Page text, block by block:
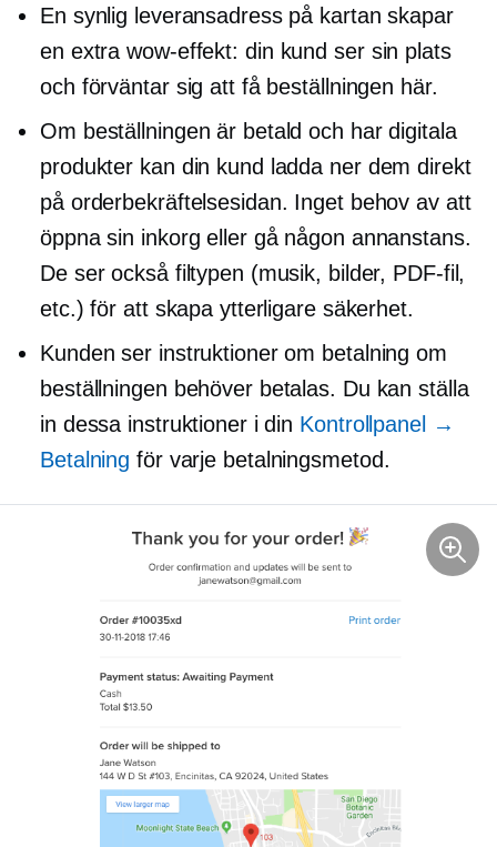
En synlig leveransadress på kartan skapar
en extrawow-effekt: din kund ser sin plats
och förväntar sig att få beställningen här.
Om beställningen är betald och har digitala
produkter kan din kund ladda ner dem direkt
på orderbekräftelsesidan. Inget behov av att
öppna sin inkorg eller gå någon annanstans.
De ser också filtypen (musik, bilder, PDF-fil,
etc.) för att skapa ytterligare säkerhet.
Kunden ser instruktioner om betalning om
beställningen behöver betalas. Du kan ställa
in dessa instruktioner i din Kontrollpanel →
Betalning för varje betalningsmetod.